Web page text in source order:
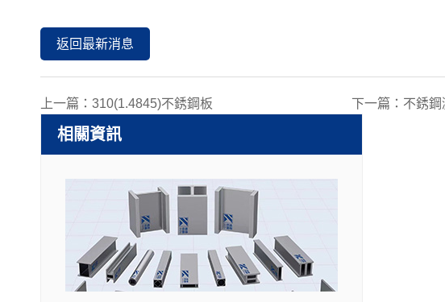
返回最新消息
上一篇： 310(1.4845)不銹鋼板 下一篇： 不銹
相關資訊